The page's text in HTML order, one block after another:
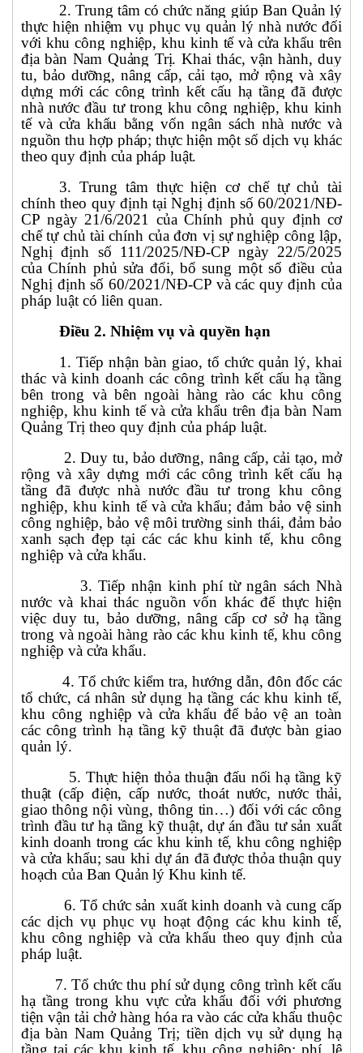
2. Trung tâm có chức năng giúp Ban Quản lý
thực hiện nhiệm vụ phục vụ quản lý nhà nước đối
với khu công nghiệp, khu kinh tế và cửa khẩu trên
địa bàn Nam Quảng Trị. Khai thác, vận hành, duy
tu, bảo dưỡng, nâng cấp, cải tạo, mở rộng và xây
dựng mới các công trình kết cấu hạ tầng đã được
nhà nước đầu tư trong khu công nghiệp, khu kinh
tế và cửa khẩu bằng vốn ngân sách nhà nước và
nguồn thu hợp pháp;thực hiện một số dịch vụ khác
theo quy định của pháp luật.
3. Trung tâm thực hiện cơ chế tự chủ tài
chính theo quy định tại Nghị định số 60/2021/NĐ-
CP ngày 21/6/2021 của Chính phủ quy định cơ
chế tự chủ tài chính của đơn vị sự nghiệp công lập,
Nghị định số 111/2025/NĐ-CP ngày 22/5/2025
của Chính phủ sửa đổi, bổ sung một số điều của
Nghị định số 60/2021/NĐ-CP và các quy định của
pháp luật có liên quan.
Điều 2. Nhiệm vụ và quyền hạn
1. Tiếp nhận bàn giao, tổ chức quản lý, khai
thác và kinh doanh các công trình kết cấu hạ tầng
bên trong và bên ngoài hàng rào các khu công
nghiệp, khu kinh tế và cửa khẩu trên địa bàn Nam
Quảng Trị theo quy định của pháp luật.
2. Duy tu,bảo dưỡng, nâng cấp, cải tạo, mở
rộng và xây dựng mới các công trình kết cấu hạ
tầng đã được nhà nước đầu tư trong khu công
nghiệp, khu kinh tế và cửa khẩu; đảm bảo vệ sinh
công nghiệp, bảo vệ môi trường sinh thái, đảm bảo
xanh sạch đẹp tại các các khu kinh tế, khu công
nghiệp và cửa khẩu.
3. Tiếp nhận kinh phí từ ngân sách Nhà
nước và khai thác nguồn vốn khác để thực hiện
việc duy tu, bảo dưỡng, nâng cấp cơ sở hạ tầng
trong và ngoài hàng rào các khu kinh tế, khu công
nghiệp và cửa khẩu.
4. Tổ chức kiểm tra, hướng dẫn, đôn đốc các
tổ chức, cá nhân sử dụng hạ tầng các khu kinh tế,
khu công nghiệp và cửa khẩu để bảo vệ an toàn
các công trình hạ tầng kỹ thuật đã được bàn giao
quản lý.
5. Thực hiện thỏa thuận đấu nối hạ tầng kỹ
thuật (cấp điện, cấp nước, thoát nước, nước thải,
giao thông nội vùng, thông tin…) đối với các công
trình đầu tư hạ tầng kỹ thuật, dự án đầu tư sản xuất
kinh doanh trong các khu kinh tế, khu công nghiệp
và cửa khẩu; sau khi dự án đã được thỏa thuận quy
hoạch của Ban Quản lý Khu kinh tế.
6. Tổ chức sản xuất kinh doanh và cung cấp
các dịch vụ phục vụ hoạt động các khu kinh tế,
khu công nghiệp và cửa khẩu theo quy định của
pháp luật.
7. Tổ chức thu phí sử dụng công trình kết cấu
hạ tầng trong khu vực cửa khẩu đối với phương
tiện vận tải chở hàng hóa ra vào các cửa khẩu thuộc
địa bàn Nam Quảng Trị; tiền dịch vụ sử dụng hạ
tầng tại các khu kinh tế, khu công nghiệp; phí, lệ